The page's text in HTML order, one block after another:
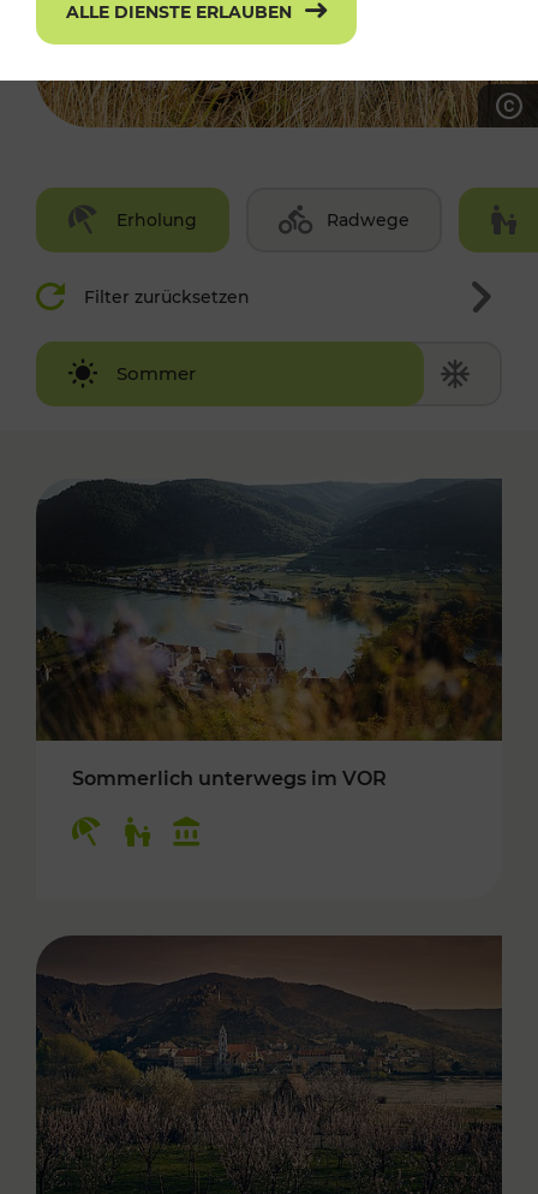
Erholung Radwege
Filter zurücksetzen
Sommer
Winter
Sommerlich unterwegs im VOR
ALLE DIENSTE ERLAUBEN